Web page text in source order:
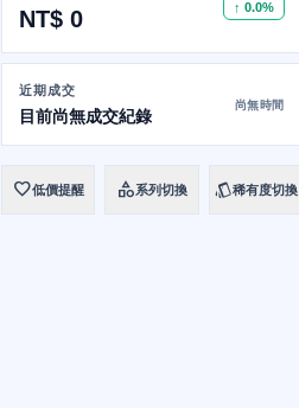
NT$ 0 ↑ 0.0%
近期成交
目前尚無成交紀錄
尚無時間
favorite低價提醒 category系列切換 style稀有度切換